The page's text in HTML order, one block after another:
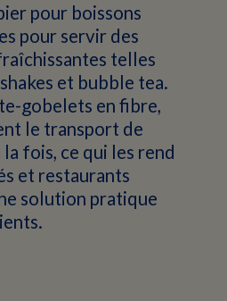
pour boissons
pour servir des
telles
et bubble tea.
gobelets en fibre,
le transport de
fois, ce qui les rend
et restaurants
solution pratique